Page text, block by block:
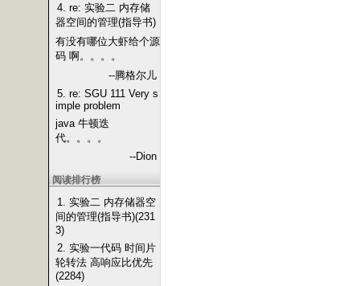
4. re: 实验二 内存储
器空间的管理(指导书)
有没有哪位大虾给个源
码 啊。。。。
--腾格尔儿
5. re: SGU 111 Very s
imple problem
java 牛顿迭
代。。。。
--Dion
阅读排行榜
1. 实验二 内存储器空
间的管理(指导书)(231
3)
2. 实验一代码 时间片
轮转法 高响应比优先
(2284)